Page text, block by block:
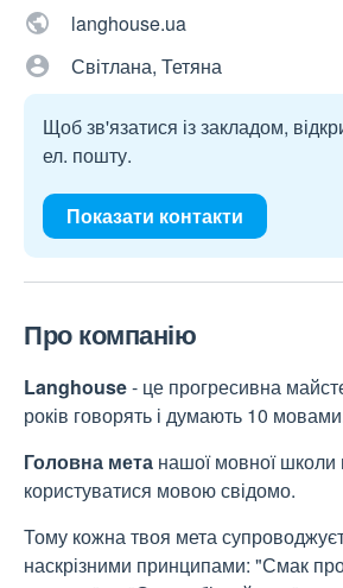
langhouse.ua
Світлана, Тетяна
Щоб зв'язатися із закладом,
ел. пошту.
Показати контакти
Про компанію
Langhouse- це прогресивна
років говорять і думають 10
Головна мета нашої мовної школи
користуватися мовою свідомо.
Тому кожна твоя мета
наскрізними принципами: "Смак